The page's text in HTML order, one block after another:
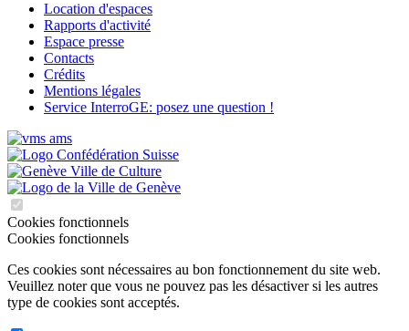
Location d'espaces
Rapports d'activité
Espace presse
Contacts
Crédits
Mentions légales
Service InterroGE: posez une question !
Cookies fonctionnels
Cookies fonctionnels
Ces cookies sont nécessaires au bon fonctionnement du site web.
Veuillez noter que vous ne pouvez pas les désactiver si les autres
type de cookies sont acceptés.